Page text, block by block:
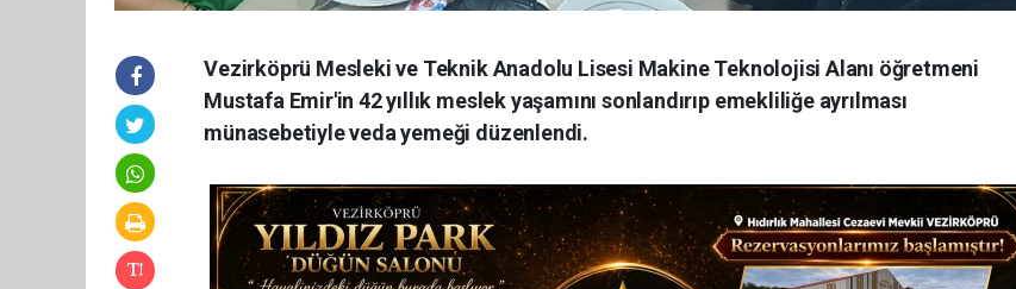
Vezirköprü Mesleki ve Teknik Anadolu Lisesi Makine Teknolojisi Alanı öğretmeni
Mustafa Emir'in 42 yıllık meslek yaşamını sonlandırıp emekliliğe ayrılması
münasebetiyle veda yemeği düzenlendi.